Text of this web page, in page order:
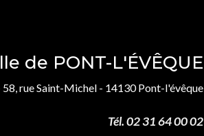
de PONT-L'ÉVÊQUE
rue Saint-Michel - 14130 Pont-l'évêque
Tél. 02 31 64 00 02